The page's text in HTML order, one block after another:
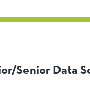
Senior Data